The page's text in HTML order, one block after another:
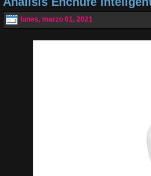
lunes, marzo 01, 2021